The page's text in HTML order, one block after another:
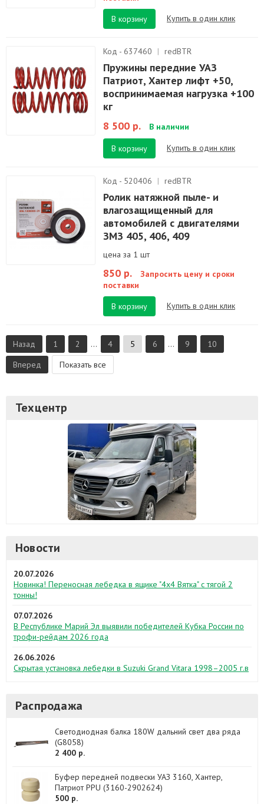
В корзину
Купить в один клик
Код - 637460 | redBTR
Пружины передние УАЗ
Патриот, Хантер лифт +50,
воспринимаемая нагрузка +100
кг
8 500 р.
В наличии
В корзину Купить в один клик
Код - 520406 | redBTR
Ролик натяжной пыле- и
влагозащищенный для
автомобилей с двигателями
ЗМЗ 405, 406, 409
цена за 1 шт
850 р.
Запросить цену и сроки
поставки
В корзину
Купить в один клик
Назад 1 2 ... 4 5 6 ... 9
10
Вперед
Показать все
Техцентр
Новости
20.07.2026
Новинка! Переносная лебедка в ящике "4х4 Вятка" с тягой 2
тонны!
07.07.2026
В Республике Марий Эл выявили победителей Кубка России по
трофи-рейдам 2026 года
26.06.2026
Скрытая установка лебедки в Suzuki Grand Vitara 1998–2005 г.в
Распродажа
Светодиодная балка 180W дальний свет два ряда
(G8058)
2 400 р.
Буфер передней подвески УАЗ 3160, Хантер,
Патриот PPU (3160-2902624)
500 р.